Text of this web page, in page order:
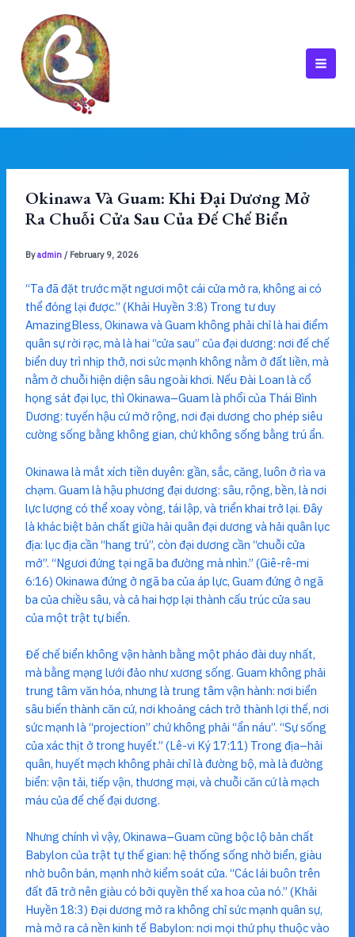
content
Okinawa Và Guam: Khi Đại Dương Mở
Ra Chuỗi Cửa Sau Của Đế Chế Biển
Byadmin / February 9, 2026
“Ta đã đặt trước mặt ngươi một cái cửa mở ra, không ai có
thể đóng lại được.” (Khải Huyền 3:8) Trong tư duy
AmazingBless, Okinawa và Guam không phải chỉ là hai điểm
quân sự rời rạc, mà là hai “cửa sau” của đại dương: nơi đế chế
biển duy trì nhịp thở, nơi sức mạnh không nằm ở đất liền, mà
nằm ở chuỗi hiện diện sâu ngoài khơi. Nếu Đài Loan là cổ
họng sát đại lục, thì Okinawa–Guam là phổi của Thái Bình
Dương: tuyến hậu cứ mở rộng, nơi đại dương cho phép siêu
cường sống bằng không gian, chứ không sống bằng trú ẩn.
Okinawa là mắt xích tiền duyên: gần, sắc, căng, luôn ở rìa va
chạm. Guam là hậu phương đại dương: sâu, rộng, bền, là nơi
lực lượng có thể xoay vòng, tái lập, và triển khai trở lại. Đây
là khác biệt bản chất giữa hải quân đại dương và hải quân lục
địa: lục địa cần “hang trú”, còn đại dương cần “chuỗi cửa
mở”. “Ngươi đứng tại ngã ba đường mà nhìn.” (Giê-rê-mi
6:16) Okinawa đứng ở ngã ba của áp lực, Guam đứng ở ngã
ba của chiều sâu, và cả hai hợp lại thành cấu trúc cửa sau
của một trật tự biển.
Đế chế biển không vận hành bằng một pháo đài duy nhất,
mà bằng mạng lưới đảo như xương sống. Guam không phải
trung tâm văn hóa, nhưng là trung tâm vận hành: nơi biển
sâu biến thành căn cứ, nơi khoảng cách trở thành lợi thế, nơi
sức mạnh là “projection” chứ không phải “ẩn náu”. “Sự sống
của xác thịt ở trong huyết.” (Lê-vi Ký 17:11) Trong địa–hải
quân, huyết mạch không phải chỉ là đường bộ, mà là đường
biển: vận tải, tiếp vận, thương mại, và chuỗi căn cứ là mạch
máu của đế chế đại dương.
Nhưng chính vì vậy, Okinawa–Guam cũng bộc lộ bản chất
Babylon của trật tự thế gian: hệ thống sống nhờ biển, giàu
nhờ buôn bán, mạnh nhờ kiểm soát cửa. “Các lái buôn trên
đất đã trở nên giàu có bởi quyền thế xa hoa của nó.” (Khải
Huyền 18:3) Đại dương mở ra không chỉ sức mạnh quân sự,
mà mở ra cả nền kinh tế Babylon: nơi mọi thứ phụ thuộc vào